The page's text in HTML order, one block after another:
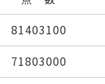
81403100
71803000